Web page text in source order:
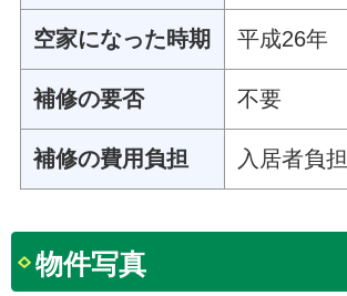
空家になった時期 平成26年
補修の要否 不要
補修の費用負担 入居者負担
物件写真